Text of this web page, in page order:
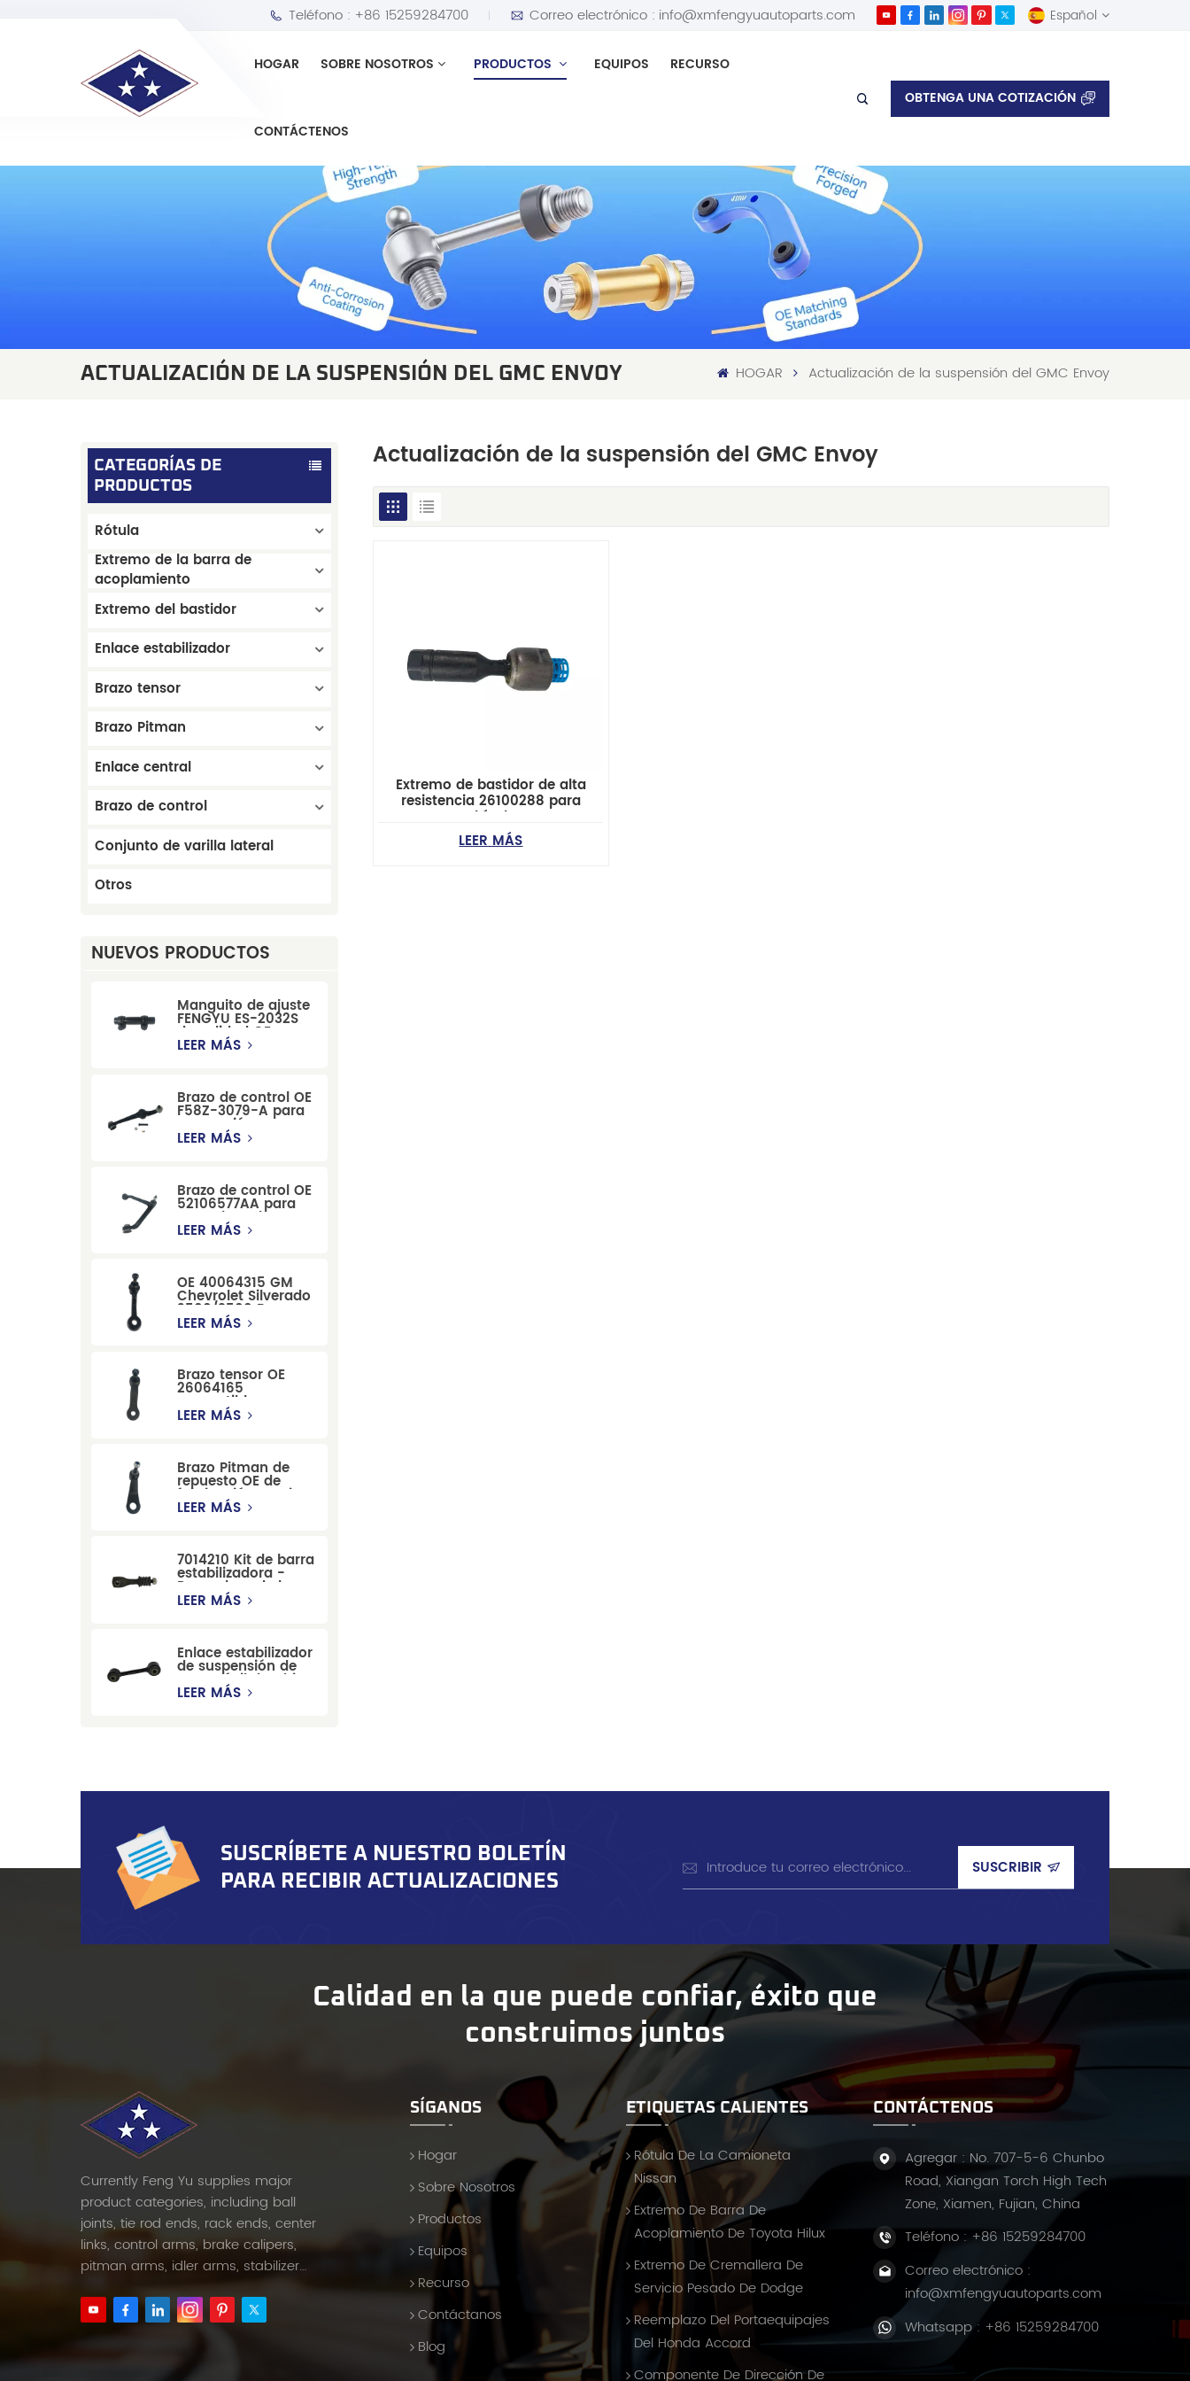
Teléfono : +86 15259284700 Correo electrónico : info@xmfengyuautoparts.com Español
English
HOGAR SOBRE NOSOTROS PRODUCTOS EQUIPOS RECURSO
CONTÁCTENOS
OBTENGA UNA COTIZACIÓN
ACTUALIZACIÓN DE LA SUSPENSIÓN DEL GMC ENVOY HOGAR Actualización de la suspensión del GMC Envoy
CATEGORÍAS DE
PRODUCTOS
Rótula
Extremo de la barra de
acoplamiento
Extremo del bastidor
Enlace estabilizador
Brazo tensor
Brazo Pitman
Enlace central
Brazo de control
Conjunto de varilla lateral
Otros
NUEVOS PRODUCTOS
Manguito de ajuste
FENGYU ES-2032S
de calidad OE para
Mercury, Pontiac,
LEER MÁS
Brazo de control OE
F58Z-3079-A para
suspensión
delantera de Ford
LEER MÁS
Brazo de control OE
52106577AA para
reemplazo de
suspensión de
LEER MÁS
OE 40064315 GM
Chevrolet Silverado
2500/3500 Brazo
tensor para una
LEER MÁS
Brazo tensor OE
26064165
compatible con
modelos Cadillac
LEER MÁS
Brazo Pitman de
repuesto OE de
fabricación precisa
12479051, fabricado
Cadillac, Chevrolet
y Hummer.
LEER MÁS
7014210 Kit de barra
estabilizadora -
Reemplazo de barra
estabilizadora de
LEER MÁS
Enlace estabilizador
de suspensión de
automóvil de China
para Chevrolet
LEER MÁS
Actualización de la suspensión del GMC Envoy
Extremo de bastidor de alta
resistencia 26100288 para
vehículos
Buick/Chevrolet/Isuzu/Oldsmobile/Saab/SUV
LEER MÁS
SUSCRÍBETE A NUESTRO BOLETÍN
PARA RECIBIR ACTUALIZACIONES
Calidad en la que puede confiar, éxito que
construimos juntos
Currently Feng Yu supplies major
product categories, including ball
joints, tie rod ends, rack ends, center
links, control arms, brake calipers,
pitman arms, idler arms, stabilizer
links and etc.
SÍGANOS
Hogar
Sobre Nosotros
Productos
Equipos
Recurso
Contáctanos
Blog
ETIQUETAS CALIENTES
Rótula De La Camioneta
Nissan
Extremo De Barra De
Acoplamiento De Toyota Hilux
Extremo De Cremallera De
Servicio Pesado De Dodge
Reemplazo Del Portaequipajes
Del Honda Accord
Componente De Dirección De
CONTÁCTENOS
Agregar : No. 707-5-6 Chunbo
Road, Xiangan Torch High Tech
Zone, Xiamen, Fujian, China
Teléfono : +86 15259284700
Correo electrónico :
info@xmfengyuautoparts.com
Whatsapp : +86 15259284700